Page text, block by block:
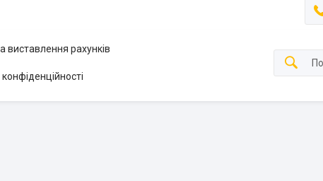
виставлення рахунків
конфіденційності